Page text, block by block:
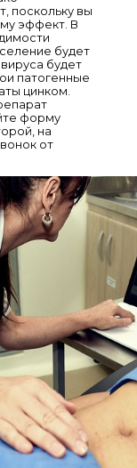
поскольку вы
эффект. В
будет
будет
патогенные
цинком.
форму
на
от